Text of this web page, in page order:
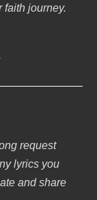
faith journey.
request
lyrics you
and share